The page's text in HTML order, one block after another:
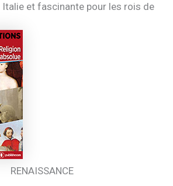
et fascinante pour les rois de
RENAISSANCE